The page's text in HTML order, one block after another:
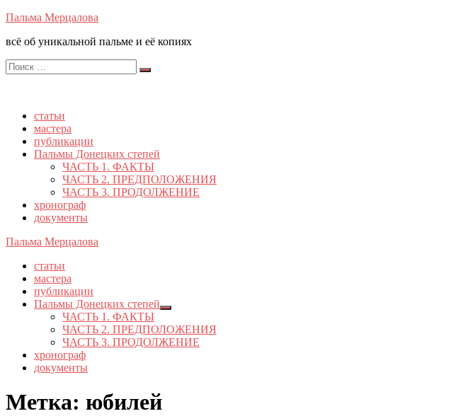
Перейти
содержимому
Пальма Мерцалова
всё об уникальной пальме и её копиях
Поиск
по:
Поиск
статьи
мастера
публикации
Пальмы Донецких степей
ЧАСТЬ 1. ФАКТЫ
ЧАСТЬ 2. ПРЕДПОЛОЖЕНИЯ
ЧАСТЬ 3. ПРОДОЛЖЕНИЕ
хронограф
документы
Пальма Мерцалова
статьи
мастера
публикации
Пальмы Донецких степей
Показывать
подменю
ЧАСТЬ 1. ФАКТЫ
ЧАСТЬ 2. ПРЕДПОЛОЖЕНИЯ
ЧАСТЬ 3. ПРОДОЛЖЕНИЕ
хронограф
документы
Метка: юбилей